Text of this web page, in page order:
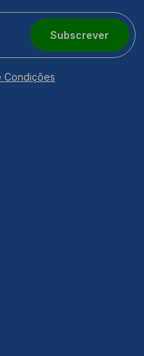
Subscrever
Condições